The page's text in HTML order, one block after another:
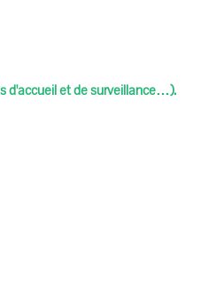
d'accueil et de surveillance…).